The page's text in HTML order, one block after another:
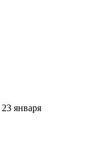
23 января